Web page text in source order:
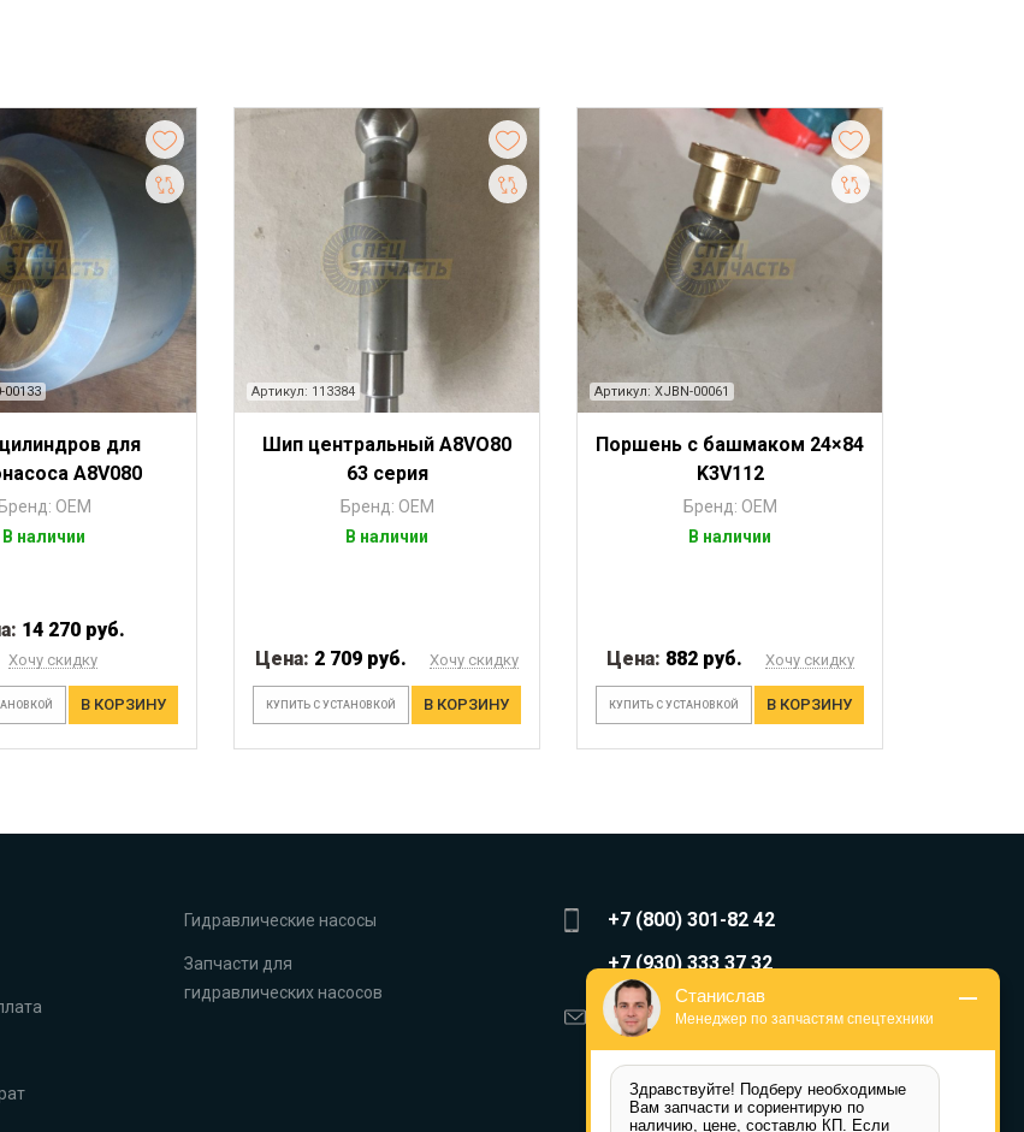
00133
для
A8V080
Бренд: OEM
В наличии
14 270 руб.
Хочу скидку
В КОРЗИНУ
Артикул: 113384
Шип центральный A8VO80
63 серия
Бренд: OEM
В наличии
Цена: 2 709 руб. Хочу скидку
КУПИТЬ С УСТАНОВКОЙ В КОРЗИНУ
Артикул: XJBN-00061
Поршень с башмаком 24×84
K3V112
Бренд: OEM
В наличии
Цена: 882 руб. Хочу скидку
КУПИТЬ С УСТАНОВКОЙ В КОРЗИНУ
Гидравлические насосы
Запчасти для
гидравлических насосов
+7 (800) 301-82 42
+7 (930) 333 37 32
zakaz@reduktor40.ru
reductor-40@mail.ru
reduktora40@mail.ru
Станислав
Менеджер по запчастям спецтехники
Здравствуйте! Подберу необходимые
Вам запчасти и сориентирую по
наличию, цене, составлю КП. Если